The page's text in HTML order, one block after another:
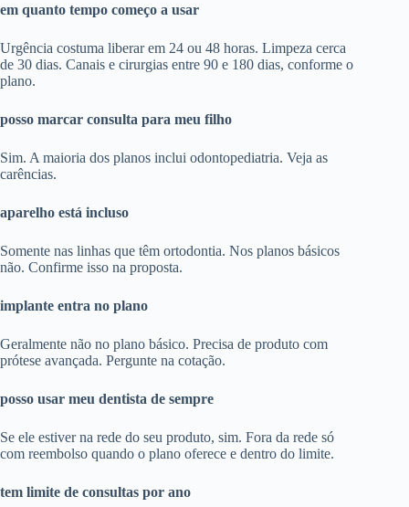
em quanto tempo começo a usar
Urgência costuma liberar em 24 ou 48 horas. Limpeza cerca
de 30 dias. Canais e cirurgias entre 90 e 180 dias, conforme o
plano.
posso marcar consulta para meu filho
Sim. A maioria dos planos inclui odontopediatria. Veja as
carências.
aparelho está incluso
Somente nas linhas que têm ortodontia. Nos planos básicos
não. Confirme isso na proposta.
implante entra no plano
Geralmente não no plano básico. Precisa de produto com
prótese avançada. Pergunte na cotação.
posso usar meu dentista de sempre
Se ele estiver na rede do seu produto, sim. Fora da rede só
com reembolso quando o plano oferece e dentro do limite.
tem limite de consultas por ano